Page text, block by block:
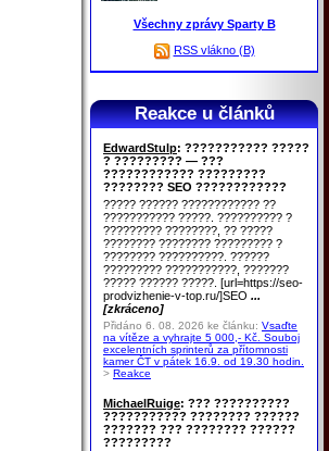
Všechny zprávy Sparty B
RSS vlákno (B)
Reakce u článků
EdwardStulp: ??????????? ?????
? ????????? — ???
???????????? ?????????
???????? SEO ????????????
????? ?????? ???????????? ??
??????????? ?????. ?????????? ?
????????? ????????, ?? ?????
???????? ???????? ????????? ?
???????? ??????????. ??????
????????? ???????????, ???????
????? ?????? ?????. [url=https://seo-
prodvizhenie-v-top.ru/]SEO ...
[zkráceno]
Přidáno 6. 08. 2026 ke článku: Vsaďte
na vítěze a vyhrajte 5 000,- Kč. Souboj
excelentních sprinterů za přítomnosti
kamer ČT v pátek 16.9. od 19.30 hodin.
> Reakce
MichaelRuige: ??? ??????????
??????????? ???????? ??????
??????? ??? ???????? ??????
?????????